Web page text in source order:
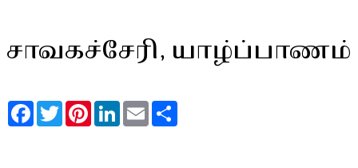
சாவகச்சேரி, யாழ்ப்பாணம்
FacebookTwitterPinterestLinkedInEmail